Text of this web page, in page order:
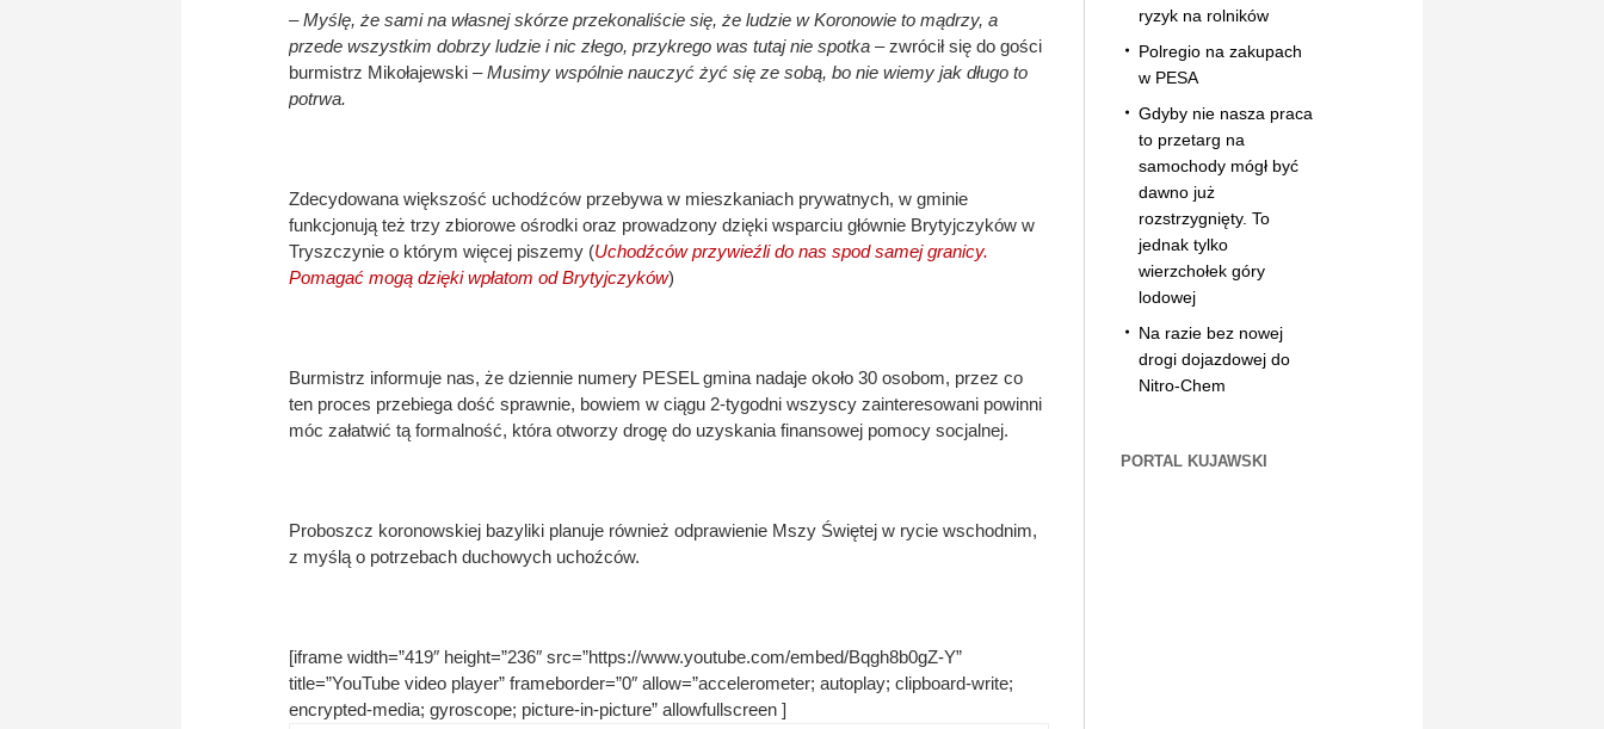
– Myślę, że sami na własnej skórze przekonaliście się, że ludzie w Koronowie to mądrzy, a
przede wszystkim dobrzy ludzie i nic złego, przykrego was tutaj nie spotka – zwrócił się do gości
burmistrz Mikołajewski – Musimy wspólnie nauczyć żyć się ze sobą, bo nie wiemy jak długo to
potrwa.
Zdecydowana większość uchodźców przebywa w mieszkaniach prywatnych, w gminie
funkcjonują też trzy zbiorowe ośrodki oraz prowadzony dzięki wsparciu głównie Brytyjczyków w
Tryszczynie o którym więcej piszemy (Uchodźców przywieźli do nas spod samej granicy.
Pomagać mogą dzięki wpłatom od Brytyjczyków)
Burmistrz informuje nas, że dziennie numery PESEL gmina nadaje około 30 osobom, przez co
ten proces przebiega dość sprawnie, bowiem w ciągu 2-tygodni wszyscy zainteresowani powinni
móc załatwić tą formalność, która otworzy drogę do uzyskania finansowej pomocy socjalnej.
Proboszcz koronowskiej bazyliki planuje również odprawienie Mszy Świętej w rycie wschodnim,
z myślą o potrzebach duchowych uchoźców.
[iframe width=”419″ height=”236″ src=”https://www.youtube.com/embed/Bqgh8b0gZ-Y”
title=”YouTube video player” frameborder=”0″ allow=”accelerometer; autoplay; clipboard-write;
encrypted-media; gyroscope; picture-in-picture” allowfullscreen ]
ryzyk na rolników
Polregio na zakupach
w PESA
Gdyby nie nasza praca
to przetarg na
samochody mógł być
dawno już
rozstrzygnięty. To
jednak tylko
wierzchołek góry
lodowej
Na razie bez nowej
drogi dojazdowej do
Nitro-Chem
PORTAL KUJAWSKI